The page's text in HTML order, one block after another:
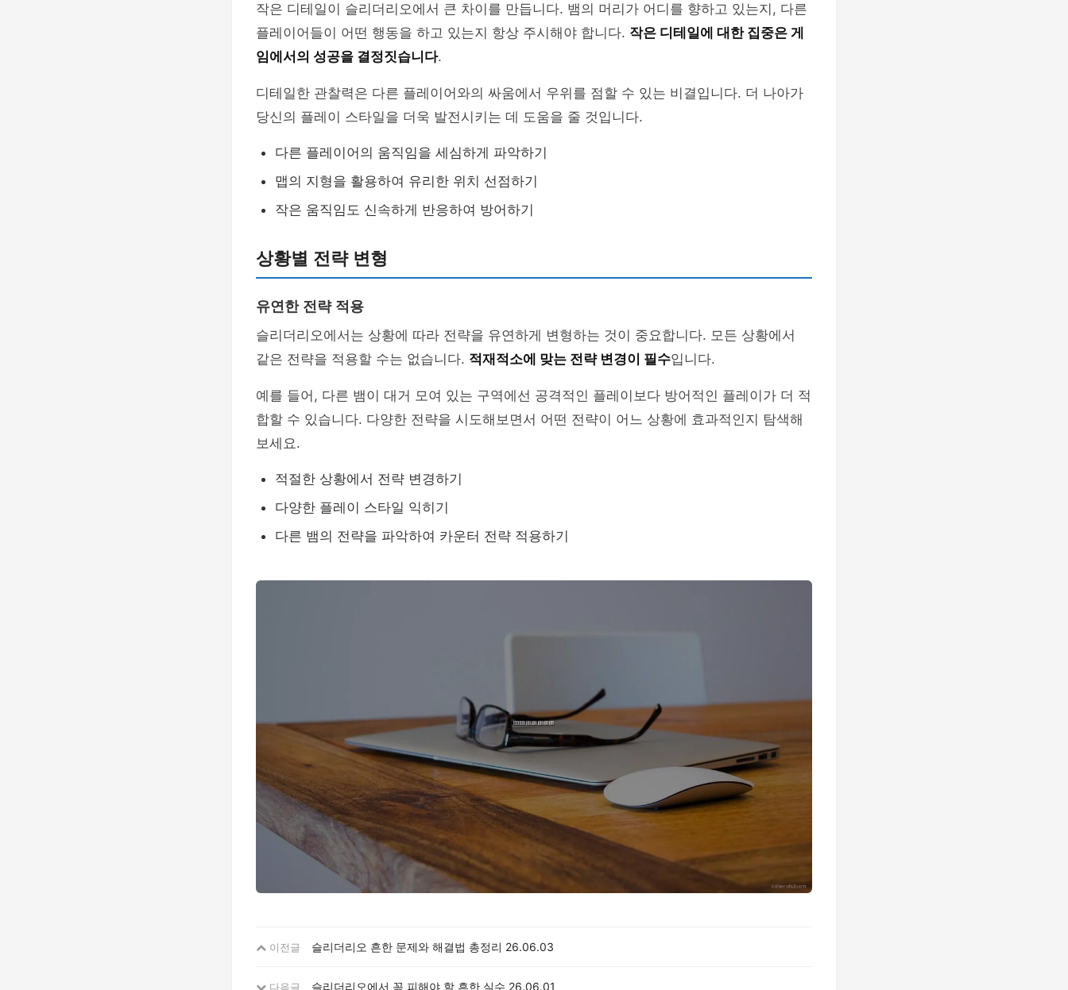
작은 디테일이 슬리더리오에서 큰 차이를 만듭니다. 뱀의 머리가 어디를 향하고 있는지, 다른
플레이어들이 어떤 행동을 하고 있는지 항상 주시해야 합니다. 작은 디테일에 대한 집중은 게
임에서의 성공을 결정짓습니다.
디테일한 관찰력은 다른 플레이어와의 싸움에서 우위를 점할 수 있는 비결입니다. 더 나아가
당신의 플레이 스타일을 더욱 발전시키는 데 도움을 줄 것입니다.
다른 플레이어의 움직임을 세심하게 파악하기
맵의 지형을 활용하여 유리한 위치 선점하기
작은 움직임도 신속하게 반응하여 방어하기
상황별 전략 변형
유연한 전략 적용
슬리더리오에서는 상황에 따라 전략을 유연하게 변형하는 것이 중요합니다. 모든 상황에서
같은 전략을 적용할 수는 없습니다. 적재적소에 맞는 전략 변경이 필수입니다.
예를 들어, 다른 뱀이 대거 모여 있는 구역에선 공격적인 플레이보다 방어적인 플레이가 더 적
합할 수 있습니다. 다양한 전략을 시도해보면서 어떤 전략이 어느 상황에 효과적인지 탐색해
보세요.
적절한 상황에서 전략 변경하기
다양한 플레이 스타일 익히기
다른 뱀의 전략을 파악하여 카운터 전략 적용하기
이전글 슬리더리오 흔한 문제와 해결법 총정리 26.06.03
다음글 슬리더리오에서 꼭 피해야 할 흔한 실수 26.06.01